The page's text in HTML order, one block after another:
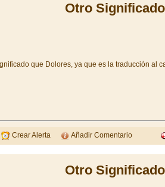
Otro
que Dolores, ya que es la traducción al
Crear Alerta Añadir Comentario
Otro